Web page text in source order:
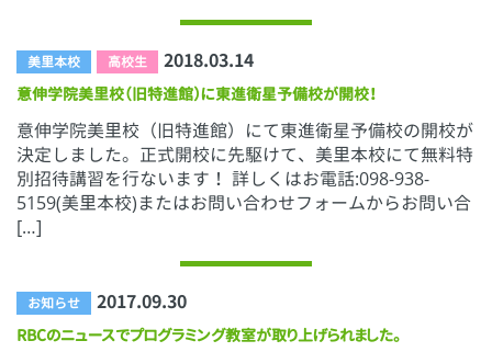
美里本校 高校生 2018.03.14
意伸学院美里校（旧特進館）に東進衛星予備校が開校！
意伸学院美里校（旧特進館）にて東進衛星予備校の開校が
決定しました。正式開校に先駆けて、美里本校にて無料特
別招待講習を行ないます！ 詳しくはお電話:098-938-
5159(美里本校)またはお問い合わせフォームからお問い合
[…]
お知らせ 2017.09.30
RBCのニュースでプログラミング教室が取り上げられました。